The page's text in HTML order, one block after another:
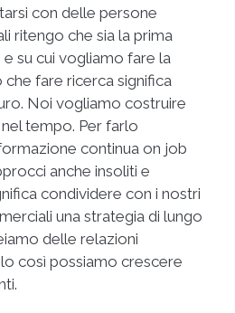
con delle persone
ritengo che sia la prima
su cui vogliamo fare la
fare ricerca significa
Noi vogliamo costruire
tempo. Per farlo
continua on job
anche insoliti e
condividere con i nostri
una strategia di lungo
delle relazioni
così possiamo crescere